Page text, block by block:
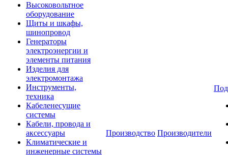
Высоковольтное
оборудование
Щиты и шкафы,
шинопровод
Генераторы
электроэнергии и
элементы питания
Изделия для
электромонтажа
Инструменты,
техника
Кабеленесущие
системы
Кабели, провода и
аксессуары
Климатические и
инженерные системы
Производство Производители